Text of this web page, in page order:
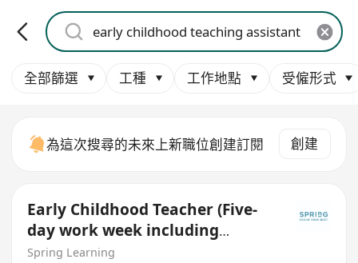
全部篩選 工種 工作地點 受僱形式
為這次搜尋的未來上新職位創建訂閱 創建
Early Childhood Teacher (Five-
day work week including
Saturday and Sunday)
Spring Learning